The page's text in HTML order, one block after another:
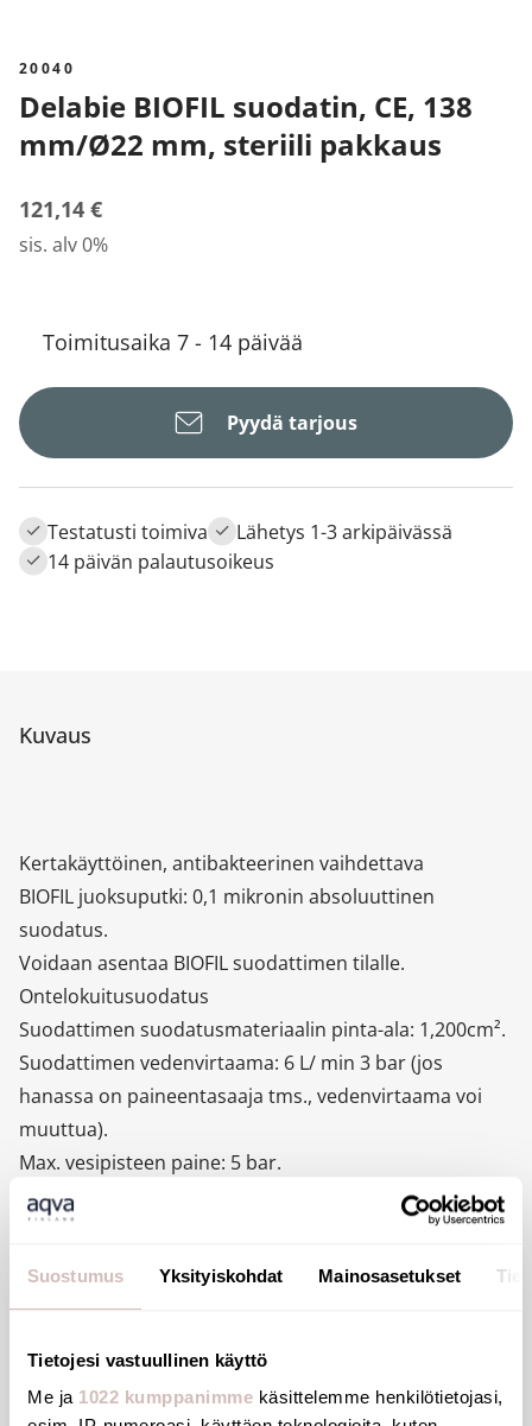
Suostumus Yksityiskohdat Mainosasetukset
Tietojesi vastuullinen käyttö
Me ja 1022 kumppanimme käsittelemme henkilötietojasi,
20040
Delabie BIOFIL suodatin, CE, 138
mm/Ø22 mm, steriili pakkaus
121,14 €
sis. alv 0%
Toimitusaika 7 - 14 päivää
Pyydä tarjous
Testatusti toimiva
Lähetys 1-3 arkipäivässä
14 päivän palautusoikeus
Kuvaus
Kertakäyttöinen, antibakteerinen vaihdettava
BIOFIL juoksuputki: 0,1 mikronin absoluuttinen
suodatus.
Voidaan asentaa BIOFIL suodattimen tilalle.
Ontelokuitusuodatus
Suodattimen suodatusmateriaalin pinta-ala: 1,200cm².
Suodattimen vedenvirtaama: 6 L/ min 3 bar (jos
hanassa on paineentasaaja tms., vedenvirtaama voi
muuttua).
Max. vesipisteen paine: 5 bar.
Suodattimen käyttöikä: max. 62 päivää asennuksen
jälkeen.
Paino: 40 g
Yksittäispakattuna 10 kpl per paketti.